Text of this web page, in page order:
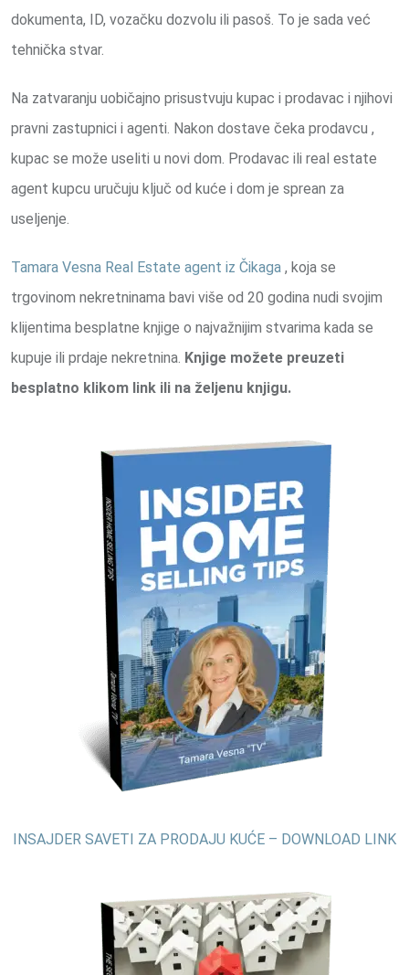
dokumenta, ID, vozačku dozvolu ili pasoš. To je sada već
tehnička stvar.
Na zatvaranju uobičajno prisustvuju kupac i prodavac i njihovi
pravni zastupnici i agenti. Nakon dostave čeka prodavcu ,
kupac se može useliti u novi dom. Prodavac ili real estate
agent kupcu uručuju ključ od kuće i dom je sprean za
useljenje.
Tamara Vesna Real Estate agent iz Čikaga , koja se
trgovinom nekretninama bavi više od 20 godina nudi svojim
klijentima besplatne knjige o najvažnijim stvarima kada se
kupuje ili prdaje nekretnina. Knjige možete preuzeti
besplatno klikom link ili na željenu knjigu.
INSAJDER SAVETI ZA PRODAJU KUĆE – DOWNLOAD LINK